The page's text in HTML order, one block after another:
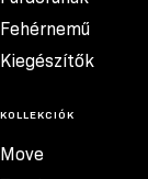
Fehérnemű
Kiegészítők
KOLLEKCIÓK
Move